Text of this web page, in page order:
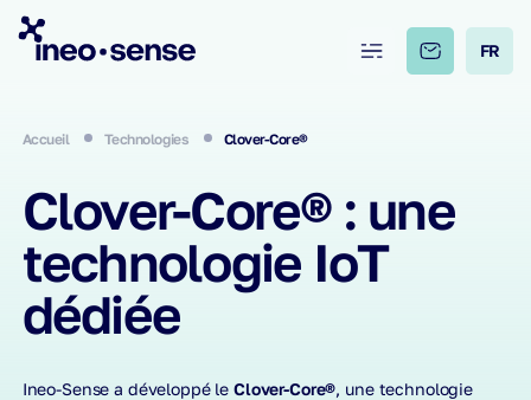
FR
Accueil Technologies Clover-Core®
Clover-Core® : une
technologie IoT
dédiée
Ineo-Sense a développé leClover-Core®, une technologie